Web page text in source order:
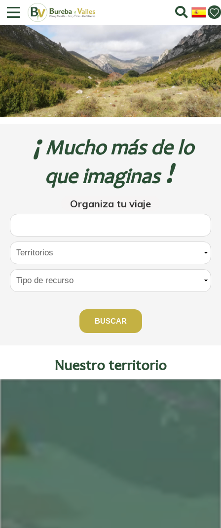
¡ Mucho más de lo
que imaginas !
Organiza tu viaje
Nuestro territorio